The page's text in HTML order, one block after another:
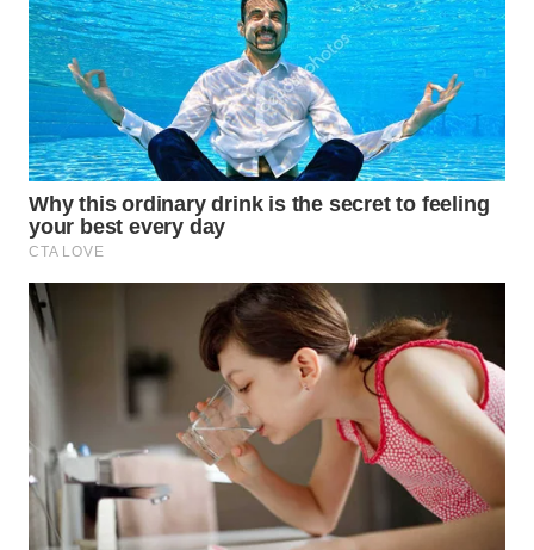
WN
LANGKAT
WN
TAPANULI
SELATAN
WN
TANJUNG
WN
SIMALUNGUN
WN
LABUHANBATU